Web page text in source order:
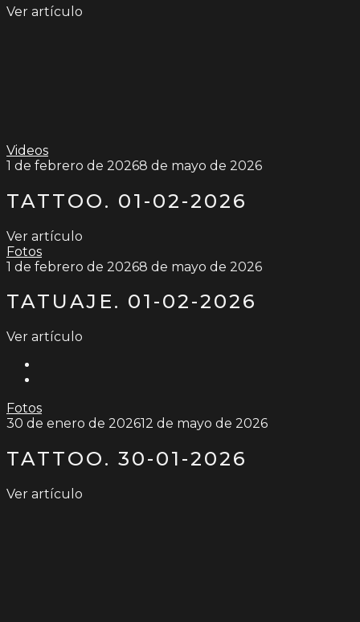
Ver artículo
Videos
1 de febrero de 20268 de mayo de 2026
TATTOO. 01-02-2026
Ver artículo
Fotos
1 de febrero de 20268 de mayo de 2026
TATUAJE. 01-02-2026
Ver artículo
Fotos
30 de enero de 202612 de mayo de 2026
TATTOO. 30-01-2026
Ver artículo